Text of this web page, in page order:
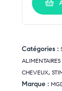
Catégories :
CHEVEUX,
Marque :